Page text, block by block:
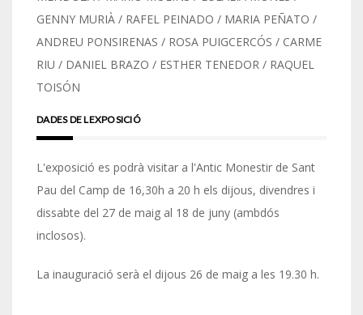
GENNY MURIÀ / RAFEL PEINADO / MARIA PEÑATO /
ANDREU PONSIRENAS / ROSA PUIGCERCÓS / CARME
RIU / DANIEL BRAZO / ESTHER TENEDOR / RAQUEL
TOISÓN
DADES DE LEXPOSICIÓ
L'exposició es podrà visitar a l'Antic Monestir de Sant
Pau del Camp de 16,30h a 20 h els dijous, divendres i
dissabte del 27 de maig al 18 de juny (ambdós
inclosos).
La inauguració serà el dijous 26 de maig a les 19.30 h.